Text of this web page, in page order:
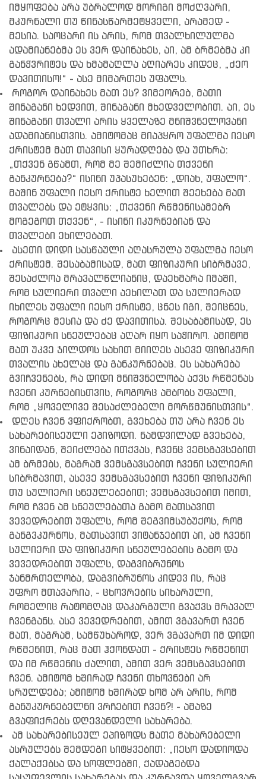
იმყოფება არა უბრალოდ მორიგი მოძღვარი,
მკურნალი თუ წინასწარმეტყველი, არამედ -
მესია. საოცარი ის არის, რომ თვალხილულმა
ადამიანებმა ეს ვერ დაინახეს, აი, ამ ბრმებმა კი
განჭვრიტეს და ხმამაღლა აღიარეს კიდეც, „ძეო
დავითისო!“ - ასე მიმართეს უფალს.
როგორ დაინახეს მათ ეს? ვიმეორებ, მათი
შინაგანი ხედვით, შინაგანი მხედველობით. აი, ეს
შინაგანი თვალი არის ყველაზე მნიშვნელოვანი
ადამიანისთვის. ამიტომაც მიაპყრო უფალმა იესო
ქრისტემ მათ თავისი ყურადღება და უთხრა:
„თქვენ გწამთ, რომ მე შემიძლია თქვენი
განკურნება?“ ისინი უპასუხებენ: „დიახ, უფალო“.
მაშინ უფალი იესო ქრისტე ხელით შეეხება მათ
თვალებს და ეტყვის: „თქვენი რწმენისამებრ
მოგეგოთ თქვენ“, - ისინი იკურნებიან და
თვალები ეხილებათ.
ასეთი დიდი სასწაული აღასრულა უფალმა იესო
ქრისტემ. შესაბამისად, მათ ფიზიკური სიბრმავე,
შესაძლოა მრავალწლიანიც, დაეხმარა იმაში,
რომ სულიერი თვალი აეხილათ და სულიერად
იხილეს უფალი იესო ქრისტე, ცნეს იგი, შეიცნეს,
როგორც მესია და ძე დავითისა. შესაბამისად, ეს
ფიზიკური სნეულებაც აღარ იყო საჭირო. ამიტომ
მათ უკვე ჯილდოს სახით მიიღეს ასევე ფიზიკური
თვალის ახელაც და განკურნებაც. ეს სახარება
გვიჩვენებს, რა დიდი მნიშვნელობა აქვს რწმენას
ჩვენი კურნებისთვის, როგორც ამბობს უფალი,
რომ „ყოველივე შესაძლებელი მორწმუნისთვის“.
დღეს ჩვენ ვფიქრობთ, გვეხება თუ არა ჩვენ ეს
სახარებისეული ეპიზოდი. ნამდვილად გვეხება,
ვინაიდან, შეიძლება ითქვას, ჩვენც ვემსგავსებით
ამ ბრმებს, მაგრამ ვემსგავსებით ჩვენი სულიერი
სიბრმავით, ასევე ვემსგავსებით ჩვენი ფიზიკური
თუ სულიერი სნეულებებით; ვემსგავსებით იმით,
რომ ჩვენ ამ სნეულებათა გამო მათსავით
ვევედრებით უფალს, რომ შეგვიმსუბუქოს, რომ
განგვკურნოს, მათსავით ვიტანჯებით აი, ამ ჩვენი
სულიერი და ფიზიკური სნეულებების გამო და
ვევედრებით უფალს, დაგვიბრუნოს
ჯანმრთელობა, დაგვიბრუნოს კიდევ ის, რაც
უფრო მთავარია, - ცხოვრების სიხარული,
რომელიც რატომღაც დაკარგული გვაქვს მრავალ
ჩვენგანს. ასე ვევედრებით, ამით ვგავართ ჩვენ
მათ, მაგრამ, სამწუხაროდ, ვერ ვგავართ იმ დიდი
რწმენით, რაც მათ ჰქონდათ - ქრისტეს რწმენით
და იმ რწმენის ძალით, ამით ვერ ვემსგავსებით
ჩვენ. ამიტომ ხშირად ჩვენი თხოვნები არ
სრულდება; ამიტომ ხშირად ხომ არ არის, რომ
განუკურნებელნი ვრჩებით ჩვენ?! - ამაზე
გვაფიქრებს დღევანდელი სახარება.
ამ სახარებისეულ ეპიზოდს მათე მახარებელი
ასრულებს შემდეგი სიტყვებით: „იესო დადიოდა
ქალაქებსა და სოფლებში, ქადაგებდა